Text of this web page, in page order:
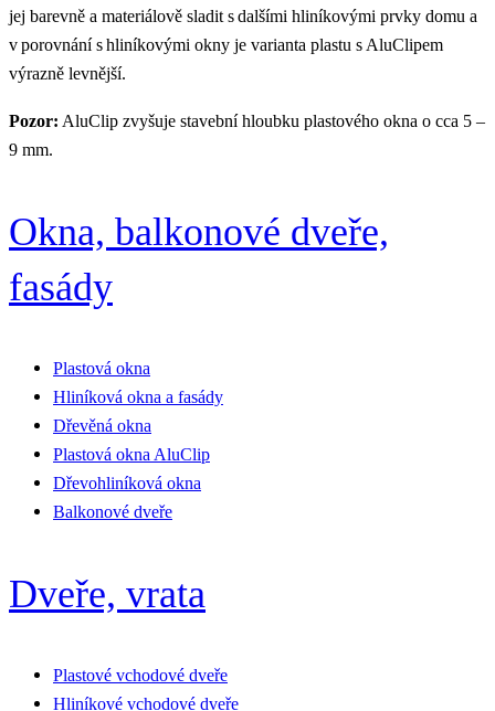
jej barevně a materiálově sladit s dalšími hliníkovými prvky domu a
v porovnání s hliníkovými okny je varianta plastu s AluClipem
výrazně levnější.
Pozor: AluClip zvyšuje stavební hloubku plastového okna o cca 5 –
9 mm.
Okna, balkonové dveře,
fasády
Plastová okna
Hliníková okna a fasády
Dřevěná okna
Plastová okna AluClip
Dřevohliníková okna
Balkonové dveře
Dveře, vrata
Plastové vchodové dveře
Hliníkové vchodové dveře